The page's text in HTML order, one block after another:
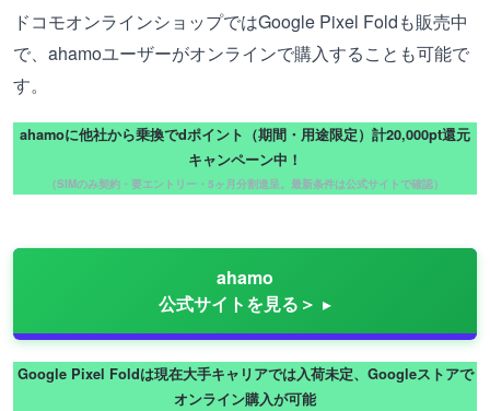
ドコモオンラインショップではGoogle Pixel Foldも販売中
で、ahamoユーザーがオンラインで購入することも可能で
す。
ahamoに他社から乗換でdポイント（期間・用途限定）計20,000pt還元
キャンペーン中！
（SIMのみ契約・要エントリー・5ヶ月分割進呈。最新条件は公式サイトで確認）
ahamo
公式サイトを見る＞
Google Pixel Foldは現在大手キャリアでは入荷未定、Googleストアで
オンライン購入が可能